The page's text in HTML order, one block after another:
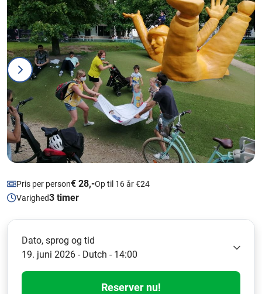
Pris per person€ 28,-Op til 16 år €24
Varighed3 timer
Dato, sprog og tid
19. juni 2026 - Dutch - 14:00
Reserver nu!